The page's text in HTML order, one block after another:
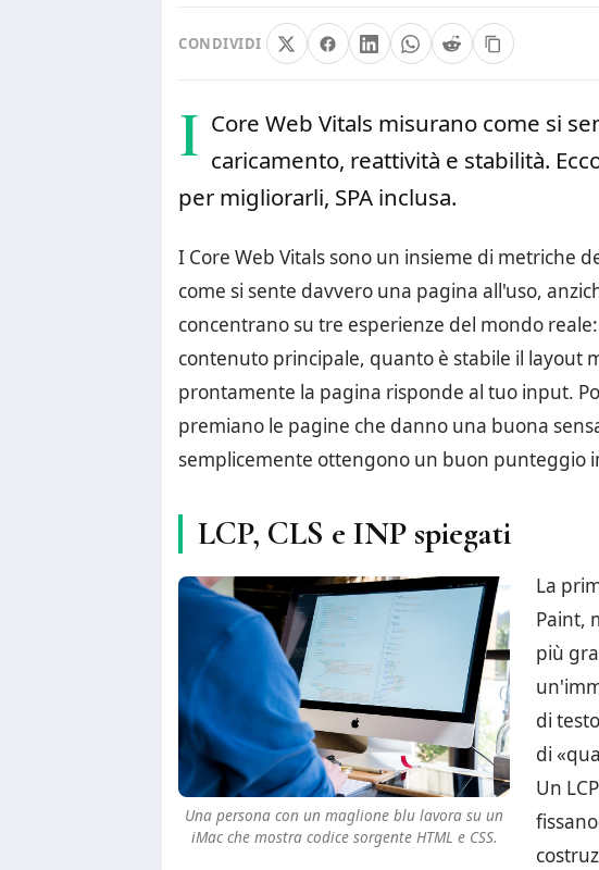
CONDIVIDI
I Core Web Vitals misurano come si
caricamento, reattività e stabilità.
per migliorarli, SPA inclusa.
I Core Web Vitals sono un insieme di metriche
come si sente davvero una pagina all'uso,
concentrano su tre esperienze del mondo
contenuto principale, quanto è stabile il layout
prontamente la pagina risponde al tuo input.
premiano le pagine che danno una buona
semplicemente ottengono un buon punteggio
LCP, CLS e INP spiegati
Una persona con un maglione blu lavora su un
iMac che mostra codice sorgente HTML e CSS.
La
Paint,
più
di
di
Un